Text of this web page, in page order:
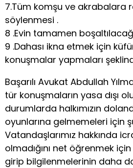
7.Tüm komşu ve akrabalara
söylenmesi .
8 .Evin tamamen
9 .Dahası ikna etmek için
konuşmalar yapmaları
Başarılı Avukat Abdullah
tür konuşmaların yasa dışı
durumlarda halkımızın
oyunlarına gelmemeleri için
Vatandaşlarımız hakkında
olmadığını net öğrenmek
girip bilgilenmelerinin daha